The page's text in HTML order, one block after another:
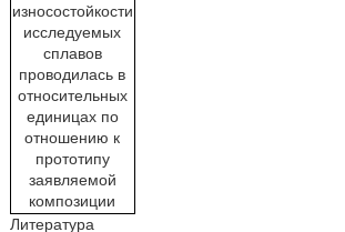
износостойкости
исследуемых
сплавов
проводилась в
относительных
единицах по
отношению к
прототипу
заявляемой
композиции
Литература